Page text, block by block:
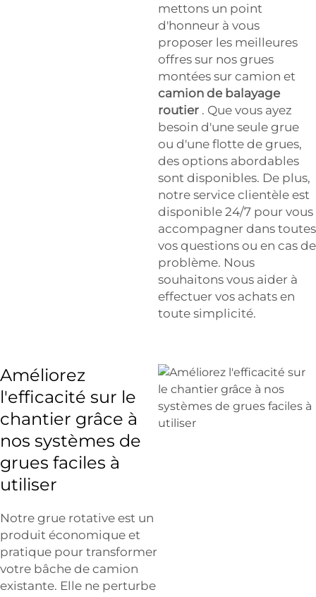
mettons un point
d'honneur à vous
proposer les meilleures
offres sur nos grues
montées sur camion et
camion de balayage
routier . Que vous ayez
besoin d'une seule grue
ou d'une flotte de grues,
des options abordables
sont disponibles. De plus,
notre service clientèle est
disponible 24/7 pour vous
accompagner dans toutes
vos questions ou en cas de
problème. Nous
souhaitons vous aider à
effectuer vos achats en
toute simplicité.
Améliorez
l'efficacité sur le
chantier grâce à
nos systèmes de
grues faciles à
utiliser
Notre grue rotative est un
produit économique et
pratique pour transformer
votre bâche de camion
existante. Elle ne perturbe